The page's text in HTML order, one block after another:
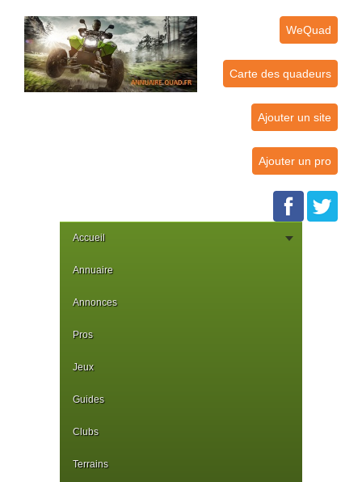
WeQuad
Carte des quadeurs
Ajouter un site
Ajouter un pro
Accueil
Annuaire
Annonces
Pros
Jeux
Guides
Clubs
Terrains